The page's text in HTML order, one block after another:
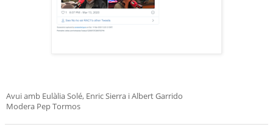
Avui amb Eulàlia Solé, Enric Sierra i Albert Garrido
Modera Pep Tormos